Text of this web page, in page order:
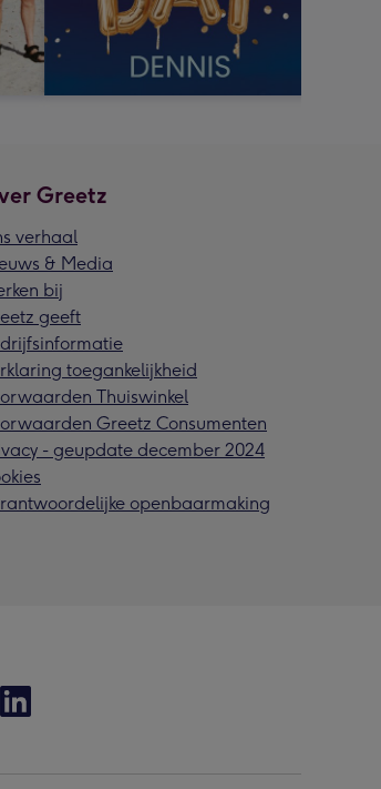
Greetz
verhaal
& Media
bij
geeft
toegankelijkheid
Thuiswinkel
Greetz Consumenten
- geupdate december 2024
openbaarmaking